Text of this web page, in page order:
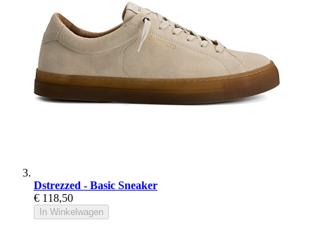
Dstrezzed - Basic Sneaker
€ 118,50
In Winkelwagen